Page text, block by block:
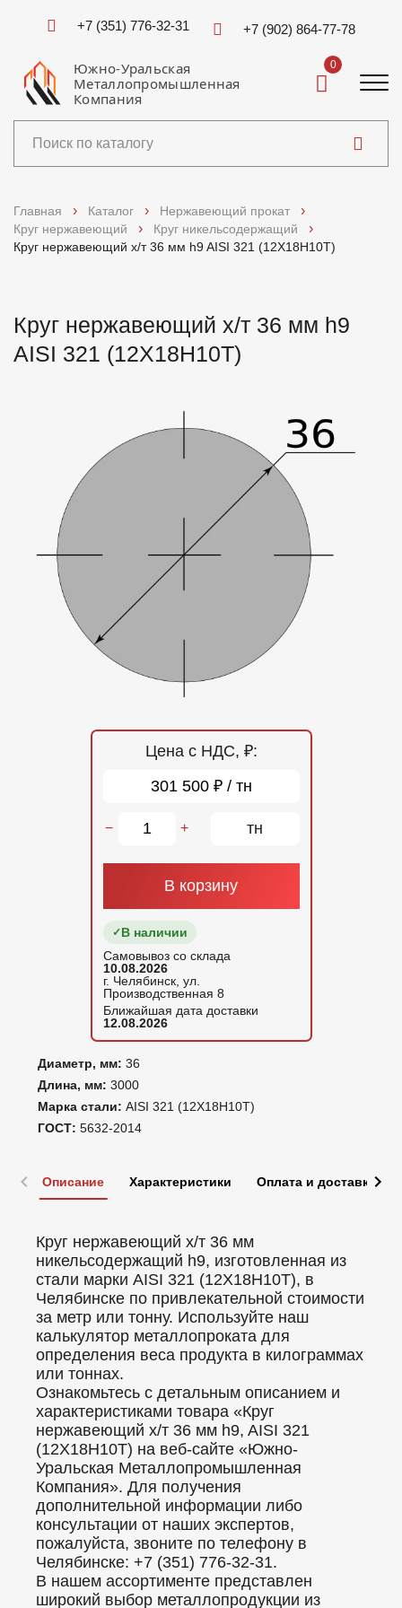
+7 (351) 776-32-31 +7 (902) 864-77-78
Южно-Уральская
Металлопромышленная
Компания
0
Услуги
Доставка и оплата
Контакты
Главная Каталог
Нержавеющий прокат
Круг нержавеющий
Круг никельсодержащий
Круг нержавеющий х/т 36 мм h9 AISI 321 (12Х18Н10Т)
Круг нержавеющий х/т 36 мм h9
AISI 321 (12Х18Н10Т)
Диаметр, мм: 36
Длина, мм: 3000
Марка стали: AISI 321 (12Х18Н10Т)
ГОСТ: 5632-2014
Цена с НДС, ₽:
301 500 ₽ / тн
− + тн
В корзину
В наличии
Самовывоз со склада
10.08.2026
г. Челябинск, ул.
Производственная 8
Ближайшая дата доставки
12.08.2026
Описание Характеристики Оплата и доставка
Круг нержавеющий х/т 36 мм
никельсодержащий h9, изготовленная из
стали марки AISI 321 (12Х18Н10Т), в
Челябинске по привлекательной стоимости
за метр или тонну. Используйте наш
калькулятор металлопроката для
определения веса продукта в килограммах
или тоннах.
Ознакомьтесь с детальным описанием и
характеристиками товара «Круг
нержавеющий х/т 36 мм h9, AISI 321
(12Х18Н10Т) на веб-сайте «Южно-
Уральская Металлопромышленная
Компания». Для получения
дополнительной информации либо
консультации от наших экспертов,
пожалуйста, звоните по телефону в
Челябинске: +7 (351) 776-32-31.
В нашем ассортименте представлен
широкий выбор металлопродукции из